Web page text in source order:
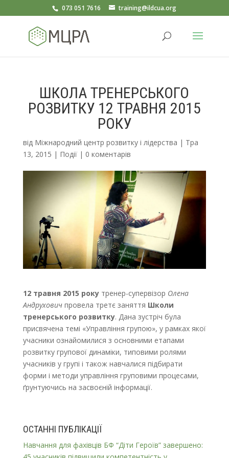
073 051 7616 training@ildcua.org
ШКОЛА ТРЕНЕРСЬКОГО
РОЗВИТКУ 12 ТРАВНЯ 2015
РОКУ
від Міжнародний центр розвитку і лідерства | Тра
13, 2015 | Події| 0 коментарів
12 травня 2015 рокутренер-супервізор Олена
Андруховичпровела третє заняття Школи
тренерського розвитку. Дана зустріч була
присвячена темі «Управління групою», у рамках якої
учасники ознайомилися з основними етапами
розвитку групової динаміки, типовими ролями
учасників у групі і також навчалися підбирати
форми і методи управління груповими процесами,
ґрунтуючись на засвоєній інформації.
ОСТАННІ ПУБЛІКАЦІЇ
Навчання для фахівців БФ “Діти Героїв” завершено: